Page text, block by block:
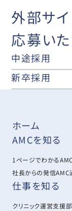
外部サ
応募い
中途採用
新卒採用
ホーム
AMCを知る
1ページでわかるAMC
社長からの発信AMC
仕事を知る
クリニック運営支援